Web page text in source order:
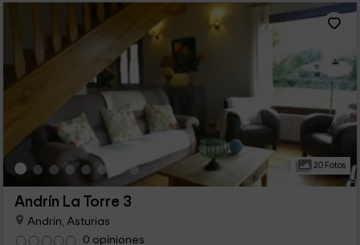
20 Fotos
Andrín La Torre 3
Andrin, Asturias
0 opiniones